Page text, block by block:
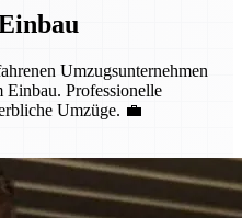
Umzugsunternehmen
Einbau. Professionelle
Umzüge. 💼